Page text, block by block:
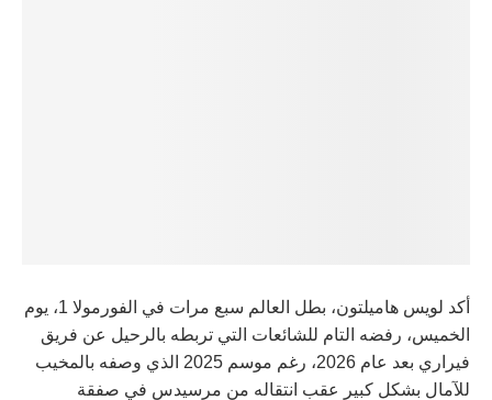
أكد لويس هاميلتون، بطل العالم سبع مرات في الفورمولا 1، يوم
الخميس، رفضه التام للشائعات التي تربطه بالرحيل عن فريق
فيراري بعد عام 2026، رغم موسم 2025 الذي وصفه بالمخيب
للآمال بشكل كبير عقب انتقاله من مرسيدس في صفقة